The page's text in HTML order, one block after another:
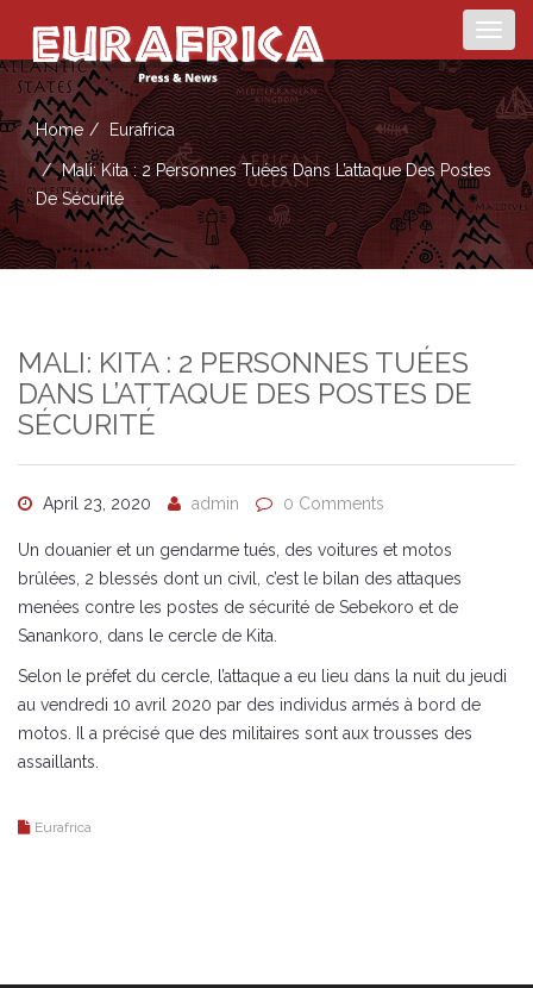
Home Eurafrica
Mali: Kita : 2 Personnes Tuées Dans L’attaque Des Postes
De Sécurité
MALI: KITA : 2 PERSONNES TUÉES
DANS L’ATTAQUE DES POSTES DE
SÉCURITÉ
April 23, 2020 admin 0 Comments
Un douanier et un gendarme tués, des voitures et motos
brûlées, 2 blessés dont un civil, c’est le bilan des attaques
menées contre les postes de sécurité de Sebekoro et de
Sanankoro, dans le cercle de Kita.
Selon le préfet du cercle, l’attaque a eu lieu dans la nuit du jeudi
au vendredi 10 avril 2020 par des individus armés à bord de
motos. Il a précisé que des militaires sont aux trousses des
assaillants.
Eurafrica